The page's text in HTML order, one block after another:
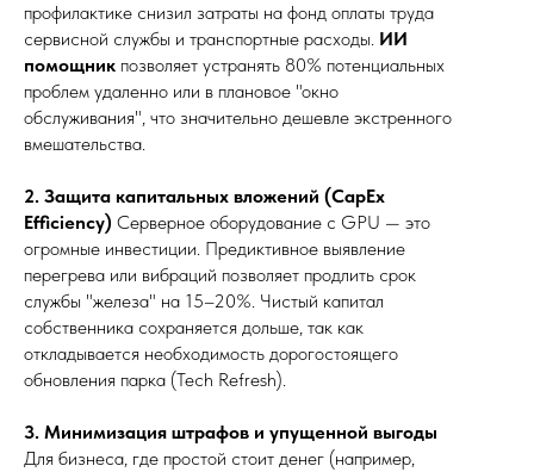
профилактике снизил затраты на фонд оплаты труда
сервисной службы и транспортные расходы. ИИ
помощник позволяет устранять 80% потенциальных
проблем удаленно или в плановое "окно
обслуживания", что значительно дешевле экстренного
вмешательства.
2. Защита капитальных вложений (CapEx
Efficiency) Серверное оборудование с GPU — это
огромные инвестиции. Предиктивное выявление
перегрева или вибраций позволяет продлить срок
службы "железа" на 15–20%. Чистый капитал
собственника сохраняется дольше, так как
откладывается необходимость дорогостоящего
обновления парка (Tech Refresh).
3. Минимизация штрафов и упущенной выгоды
Для бизнеса, где простой стоит денег (например,